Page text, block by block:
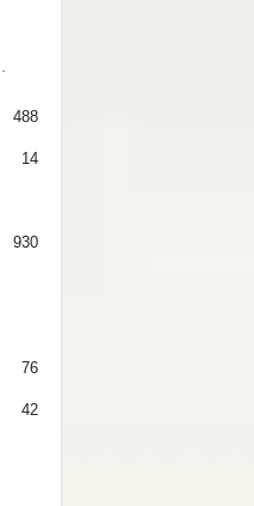
488
14
930
76
42